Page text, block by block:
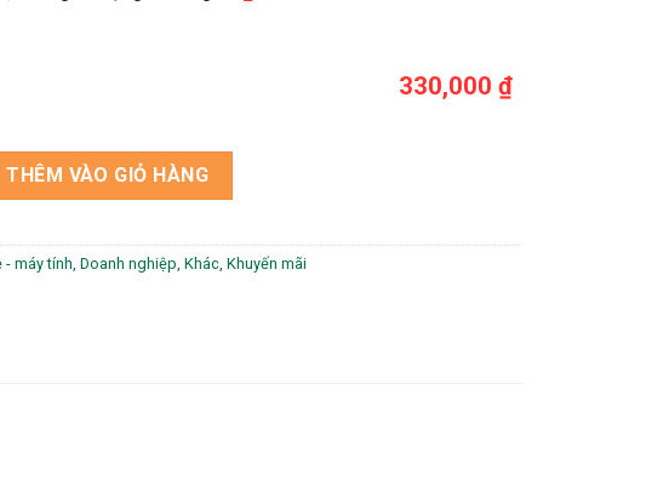
330,000 ₫
Lạnh số lượng
THÊM VÀO GIỎ HÀNG
- máy tính Doanh nghiệp Khác Khuyến mãi